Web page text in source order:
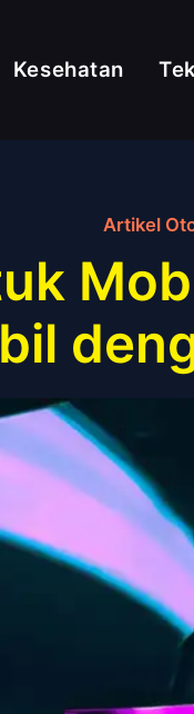
Kesehatan
Artikel